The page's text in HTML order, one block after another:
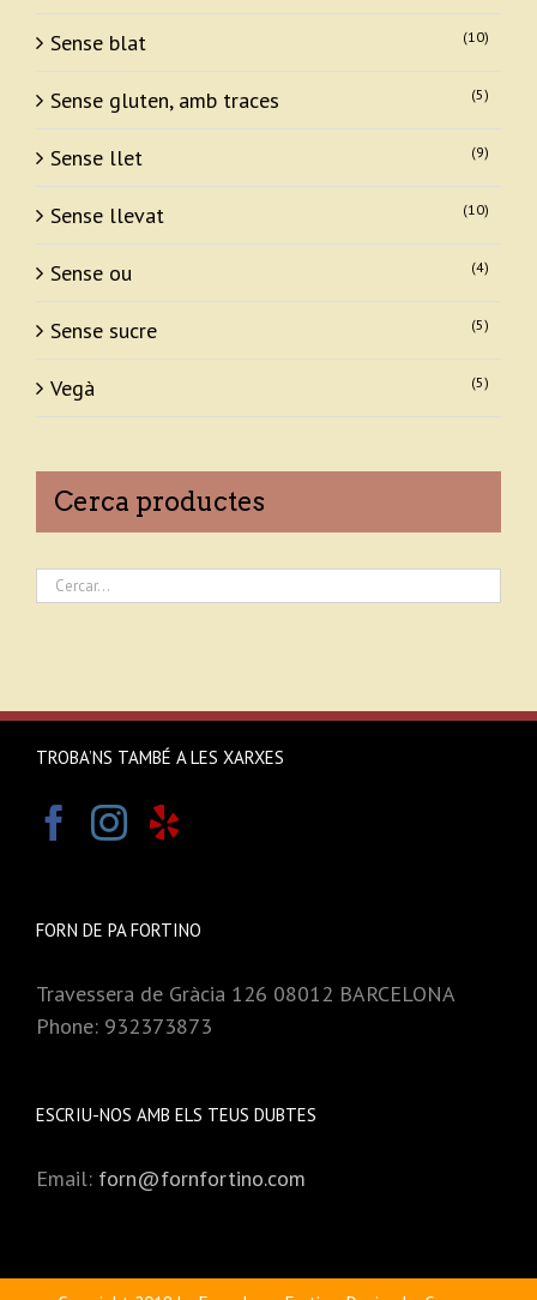
Sense blat (10)
Sense gluten, amb traces (5)
Sense llet (9)
Sense llevat (10)
Sense ou (4)
Sense sucre (5)
Vegà (5)
Cerca productes
TROBA’NS TAMBÉ A LES XARXES
FORN DE PA FORTINO
Travessera de Gràcia 126 08012 BARCELONA
Phone: 932373873
ESCRIU-NOS AMB ELS TEUS DUBTES
Email: forn@fornfortino.com